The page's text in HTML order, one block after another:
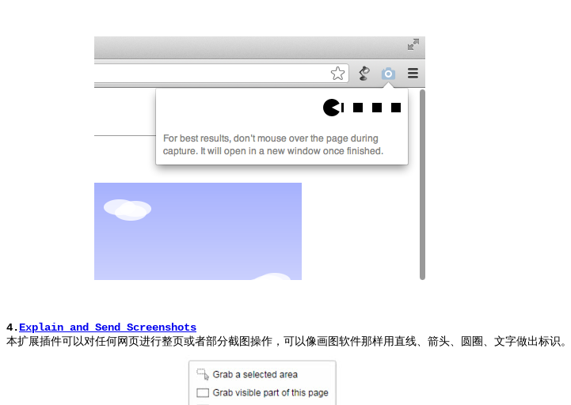
4.Explain and Send Screenshots
本扩展插件可以对任何网页进行整页或者部分截图操作，可以像画图软件那样用直线、箭头、圆圈、文字做出标识